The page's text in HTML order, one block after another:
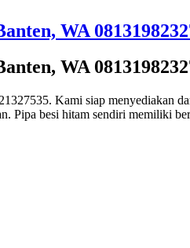
WA
WA
Kami siap menyediakan
Pipa besi hitam sendiri memiliki